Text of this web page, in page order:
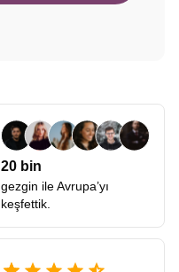
20 bin
gezgin ile Avrupa’yı
keşfettik.